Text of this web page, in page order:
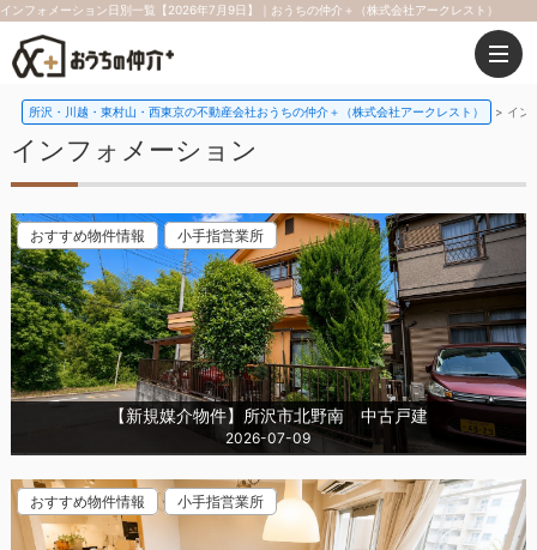
インフォメーション日別一覧【2026年7月9日】｜おうちの仲介＋（株式会社アークレスト）
所沢・川越・東村山・西東京の不動産会社おうちの仲介＋（株式会社アークレスト） イン
インフォメーション
おすすめ物件情報 小手指営業所
【新規媒介物件】所沢市北野南 中古戸建
2026-07-09
おすすめ物件情報 小手指営業所